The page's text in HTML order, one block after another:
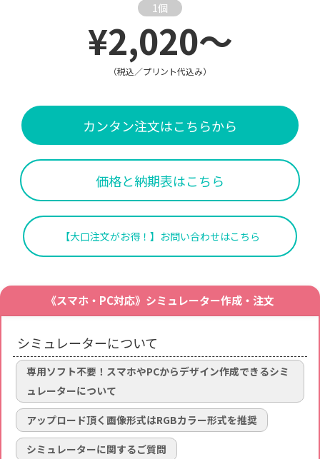
1個
¥2,020～
（税込／プリント代込み）
カンタン注文はこちらから
価格と納期表はこちら
【大口注文がお得！】お問い合わせはこちら
《スマホ・PC対応》シミュレーター作成・注文
シミュレーターについて
専用ソフト不要！スマホやPCからデザイン作成できるシミ
ュレーターについて
アップロード頂く画像形式はRGBカラー形式を推奨
シミュレーターに関するご質問